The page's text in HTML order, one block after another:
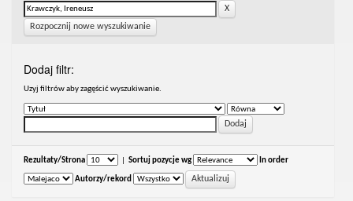
Rozpocznij nowe wyszukiwanie
Dodaj filtr:
Uzyj filtrów aby zagęścić wyszukiwanie.
Rezultaty/Strona Sortuj pozycje wg In order
Autorzy/rekord